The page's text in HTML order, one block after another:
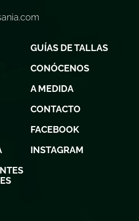
GUÍAS DE TALLAS
CONÓCENOS
A MEDIDA
CONTACTO
FACEBOOK
INSTAGRAM